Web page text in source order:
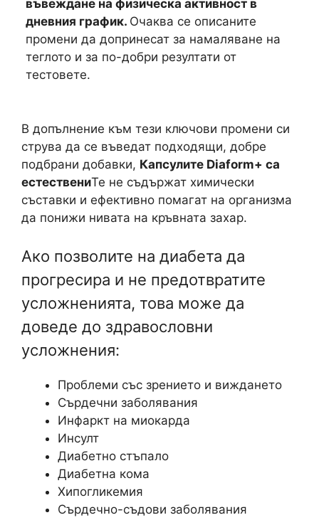
въвеждане на физическа активност в
дневния график. Очаква се описаните
промени да допринесат за намаляване на
теглото и за по-добри резултати от
тестовете.
В допълнение към тези ключови промени си
струва да се въведат подходящи, добре
подбрани добавки, Капсулите Diaform+ са
естествениТе не съдържат химически
съставки и ефективно помагат на организма
да понижи нивата на кръвната захар.
Ако позволите на диабета да
прогресира и не предотвратите
усложненията, това може да
доведе до здравословни
усложнения:
Проблеми със зрението и виждането
Сърдечни заболявания
Инфаркт на миокарда
Инсулт
Диабетно стъпало
Диабетна кома
Хипогликемия
Сърдечно-съдови заболявания